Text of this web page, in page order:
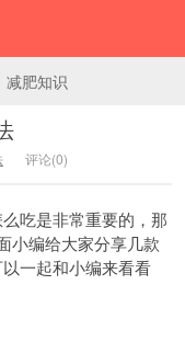
减肥知识
评论(0)
吃是非常重要的，那
小编给大家分享几款
一起和小编来看看